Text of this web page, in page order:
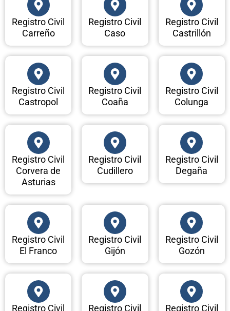
Registro Civil
Carreño
Registro Civil
Caso
Registro Civil
Castrillón
Registro Civil
Castropol
Registro Civil
Coaña
Registro Civil
Colunga
Registro Civil
Corvera de
Asturias
Registro Civil
Cudillero
Registro Civil
Degaña
Registro Civil
El Franco
Registro Civil
Gijón
Registro Civil
Gozón
Registro Civil
Registro Civil
Registro Civil